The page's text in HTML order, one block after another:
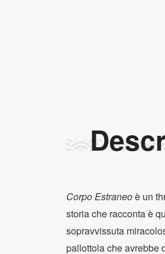
Corpo Estraneoè un
storia che racconta è
sopravvissuta
pallottola che avrebbe